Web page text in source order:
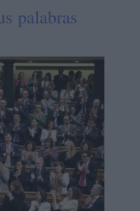
palabras